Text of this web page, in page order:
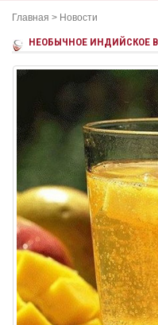
Главная > Новости
НЕОБЫЧНОЕ ИНДИЙСКОЕ